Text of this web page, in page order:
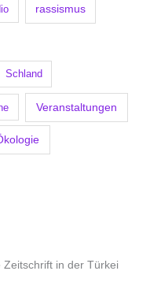
rassismus
Schland
Veranstaltungen
Zeitschrift in der Türkei